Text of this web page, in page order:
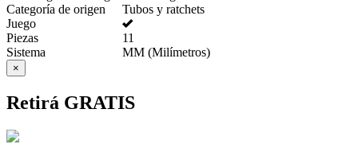
Categoría de origen
Tubos y ratchets
Juego
Piezas
11
Sistema
MM (Milímetros)
×
Retirá GRATIS